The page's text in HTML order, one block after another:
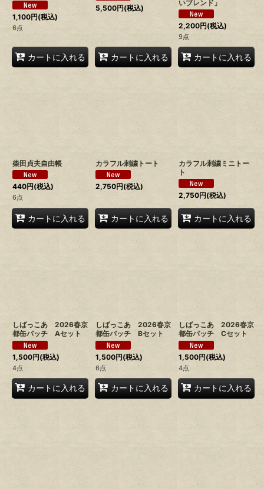
1,100円(税込)
6点
カートに入れる
5,500円(税込)
カートに入れる
いブレンド」
2,200円(税込)
9点
カートに入れる
柴田貞夫自由帳
440円(税込)
6点
カートに入れる
カラフル刺繍トート
2,750円(税込)
カートに入れる
カラフル刺繍ミニトー
ト
2,750円(税込)
カートに入れる
しばっこあ 2026春京
都缶バッチ Aセット
1,500円(税込)
4点
カートに入れる
しばっこあ 2026春京
都缶バッチ Bセット
1,500円(税込)
6点
カートに入れる
しばっこあ 2026春京
都缶バッチ Cセット
1,500円(税込)
4点
カートに入れる